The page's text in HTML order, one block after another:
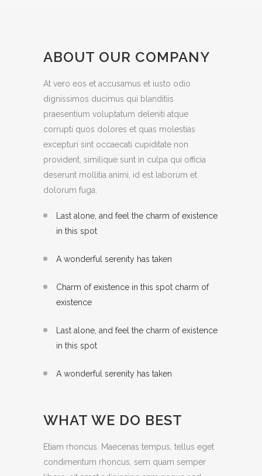
ABOUT OUR COMPANY
At vero eos et accusamus et iusto odio
dignissimos ducimus qui blanditiis
praesentium voluptatum deleniti atque
corrupti quos dolores et quas molestias
excepturi sint occaecati cupiditate non
provident, similique sunt in culpa qui officia
deserunt mollitia animi, id est laborum et
dolorum fuga.
Last alone, and feel the charm of existence
in this spot
A wonderful serenity has taken
Charm of existence in this spot charm of
existence
Last alone, and feel the charm of existence
in this spot
A wonderful serenity has taken
WHAT WE DO BEST
Etiam rhoncus. Maecenas tempus, tellus eget
condimentum rhoncus, sem quam semper